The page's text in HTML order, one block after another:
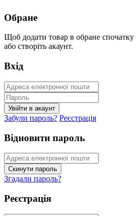
Обране
Щоб додати товар в обране спочатку
або створіть акаунт.
Вхід
Забули пароль? Реєстрація
Відновити пароль
Згадали пароль?
Реєстрація